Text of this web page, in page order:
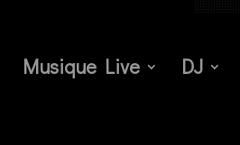
Musique Live DJ